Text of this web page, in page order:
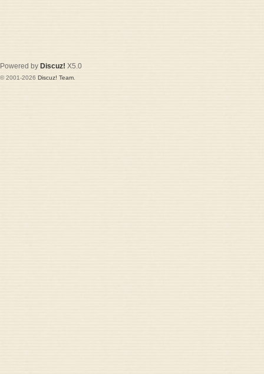
Powered by Discuz! X5.0
© 2001-2026 Discuz! Team